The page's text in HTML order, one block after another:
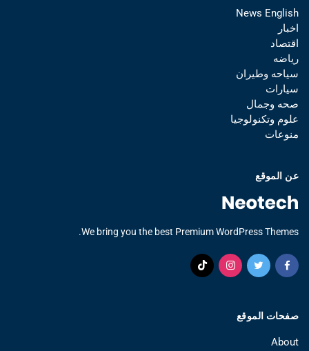
News English
اخبار
اقتصاد
رياضه
سياحه وطيران
سيارات
صحه وجمال
علوم وتكنولوجيا
منوعات
عن الموقع
We bring you the best Premium WordPress Themes.
صفحات الموقع
About